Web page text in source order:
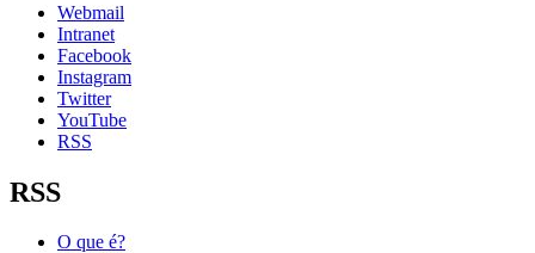
Webmail
Intranet
Facebook
Instagram
Twitter
YouTube
RSS
RSS
O que é?